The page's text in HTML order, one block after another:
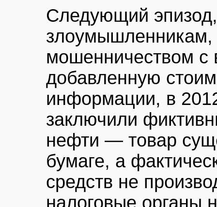
Следующий
злоумышленникам,
мошенничеством с
добавленную
информации, в
заключили
нефти — товар
бумаге, а
средств не
налоговые органы